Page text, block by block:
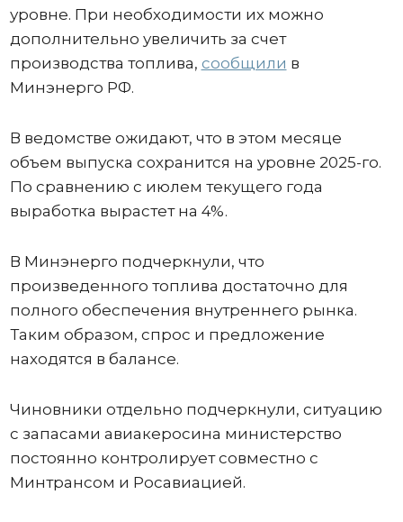
уровне. При необходимости их можно
дополнительно увеличить за счет
производства топлива, сообщили в
Минэнерго РФ.
В ведомстве ожидают, что в этом месяце
объем выпуска сохранится на уровне 2025-го.
По сравнению с июлем текущего года
выработка вырастет на 4%.
В Минэнерго подчеркнули, что
произведенного топлива достаточно для
полного обеспечения внутреннего рынка.
Таким образом, спрос и предложение
находятся в балансе.
Чиновники отдельно подчеркнули, ситуацию
с запасами авиакеросина министерство
постоянно контролирует совместно с
Минтрансом и Росавиацией.